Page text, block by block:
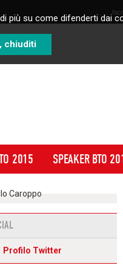
2015 SPEAKER BTO
Profilo Twitter
più su come difenderti dai
chiuditi